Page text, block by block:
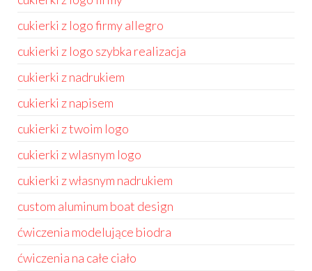
cukierki z logo firmy allegro
cukierki z logo szybka realizacja
cukierki z nadrukiem
cukierki z napisem
cukierki z twoim logo
cukierki z wlasnym logo
cukierki z własnym nadrukiem
custom aluminum boat design
ćwiczenia modelujące biodra
ćwiczenia na całe ciało